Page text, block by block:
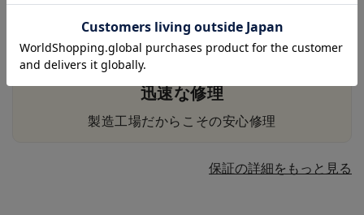
学期中でも安心
迅速な修理
製造工場だからこその安心修理
保証の詳細をもっと見る